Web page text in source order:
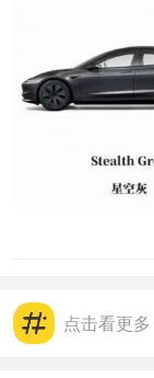
点击看更多